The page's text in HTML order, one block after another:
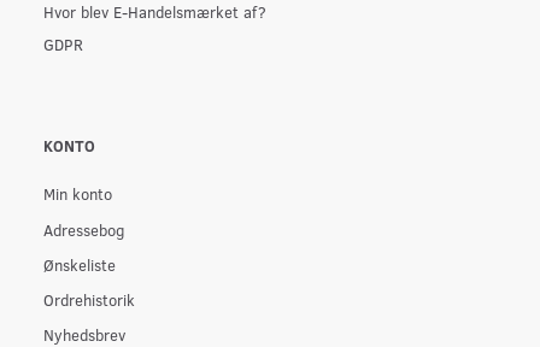
Hvor blev E-Handelsmærket af?
GDPR
KONTO
Min konto
Adressebog
Ønskeliste
Ordrehistorik
Nyhedsbrev